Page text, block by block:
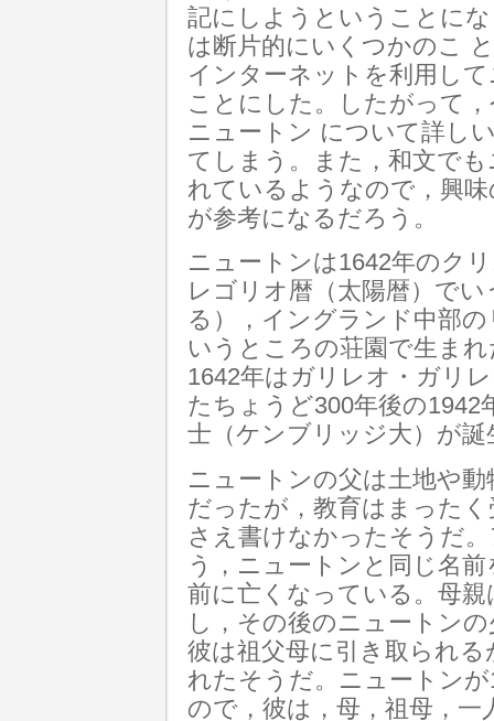
記にしようということに
は断片的にいくつかのこ
インターネットを利用し
ことにした。したがって
ニュートン について詳し
てしまう。また，和文で
れているようなので，興
が参考になるだろう。
ニュートンは1642年のク
レゴリオ暦（太陽暦）で
る），イングランド中部
いうところの荘園で生まれ
1642年はガリレオ・ガリ
たちょうど300年後の
士（ケンブリッジ大）が
ニュートンの父は土地や
だったが，教育はまった
さえ書けなかったそうだ
う，ニュートンと同じ名
前に亡くなっている。母
し，その後のニュートン
彼は祖父母に引き取られ
れたそうだ。ニュートン
ので，彼は，母，祖母，一